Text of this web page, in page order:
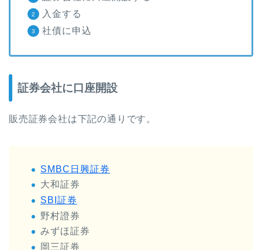
入金する
社債に申込
証券会社に口座開設
販売証券会社は下記の通りです。
SMBC日興証券
大和証券
SBI証券
野村證券
みずほ証券
岡三証券